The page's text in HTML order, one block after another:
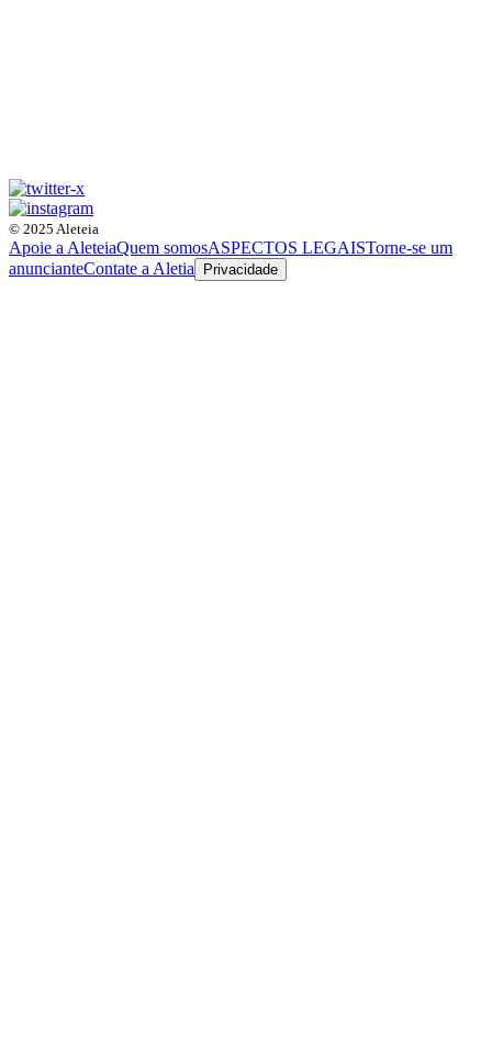
© 2025 Aleteia
Apoie a AleteiaQuem somosASPECTOS LEGAISTorne-se um
anuncianteContate a Aletia Privacidade